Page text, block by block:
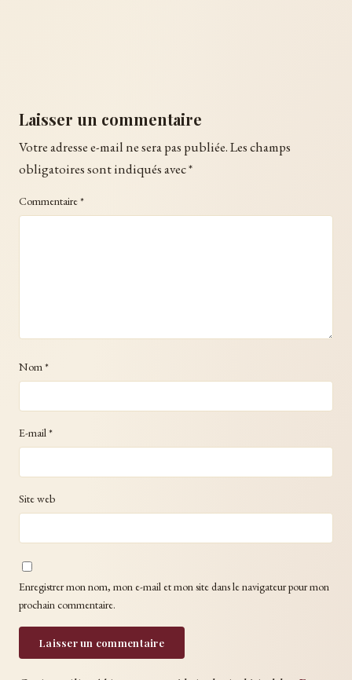
Laisser un commentaire
Votre adresse e-mail ne sera pas publiée.Les champs
obligatoires sont indiqués avec*
Commentaire*
Nom*
E-mail*
Site web
Enregistrer mon nom, mon e-mail et mon site dans le navigateur pour mon
prochain commentaire.